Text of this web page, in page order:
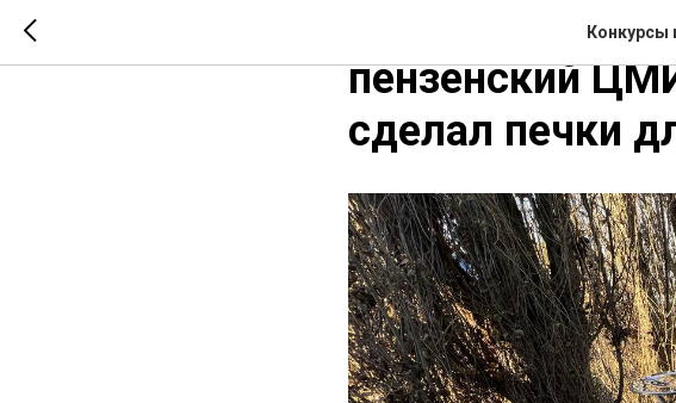
Конкурсы
«Наша цель –
пензенский
сделал печки